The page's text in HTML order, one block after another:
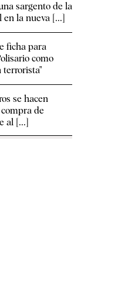
sargento de la
la nueva [...]
ficha para
como
terrorista"
se hacen
de
al [...]